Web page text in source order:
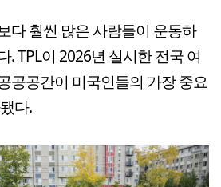
다 훨씬 많은 사람들이 운동하
. TPL이 2026년 실시한 전국 여
공공간이 미국인들의 가장 중요
다.